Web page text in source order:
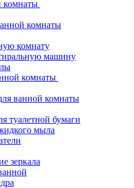
комнаты
комнаты
комнату
машину
комнаты
ванной комнаты
туалетной бумаги
мыла
зеркала